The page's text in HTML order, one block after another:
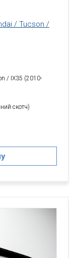
/ Tucson /
/ IX35 (2010-
скотч)